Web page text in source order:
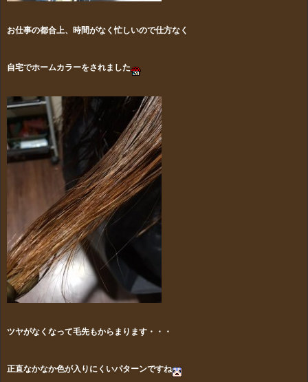
お仕事の都合上、時間がなく忙しいので仕方なく
自宅でホームカラーをされました
ツヤがなくなって毛先もからまります・・・
正直なかなか色が入りにくいパターンですね